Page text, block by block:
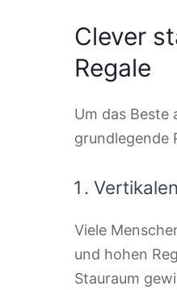
Clever
Regale
Um das Beste
grundlegende
Viele
und hohen
Stauraum